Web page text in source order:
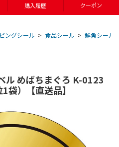
購入履歴 クーポン
ングシール > 食品シール > 鮮魚シール
ル めばちまぐろ K-0123
袋）【直送品】